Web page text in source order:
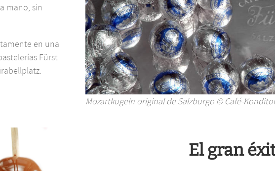
mano, sin
en una
Fürst
Mozartkugeln original de Salzburgo © Café-
El gran